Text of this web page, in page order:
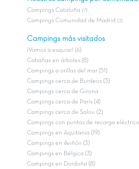
Campings Cataluña (7)
Campings Comunidad de Madrid (2)
Campings más visitados
¡Vamos a esquiar! (6)
Cabañas en árboles (8)
Campings a orillas del mar (51)
Campings cerca de Burdeos (3)
Campings cerca de Girona
Campings cerca de París (4)
Campings cerca de Salou (2)
Campings con puntos de recarga
Campings en Aquitania (19)
Campings en Aviñón (3)
Campings en Bélgica (3)
Campings en Dordoña (8)